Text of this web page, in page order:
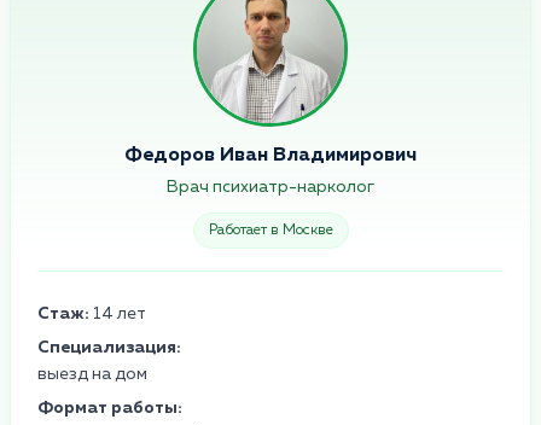
Федоров Иван Владимирович
Врач психиатр-нарколог
Работает в Москве
Стаж: 14 лет
Специализация:
выезд на дом
Формат работы: